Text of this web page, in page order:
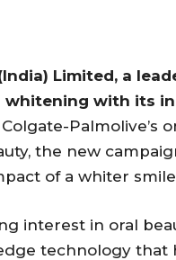
Limited, a
whitening with its
Palmolive’s
the new
of a whiter
interest in oral
technology that